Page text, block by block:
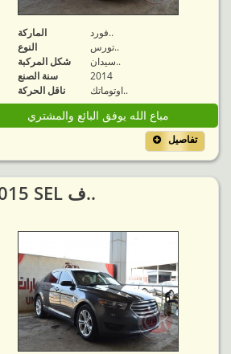
الماركة
فورد..
النوع
تورس..
شكل المركبة
سيدان..
سنة الصنع
2014
ناقل الحركة
اوتوماتك..
مباع الله يوفق البائع والمشتري
تفاصيل
2015 SEL ف..